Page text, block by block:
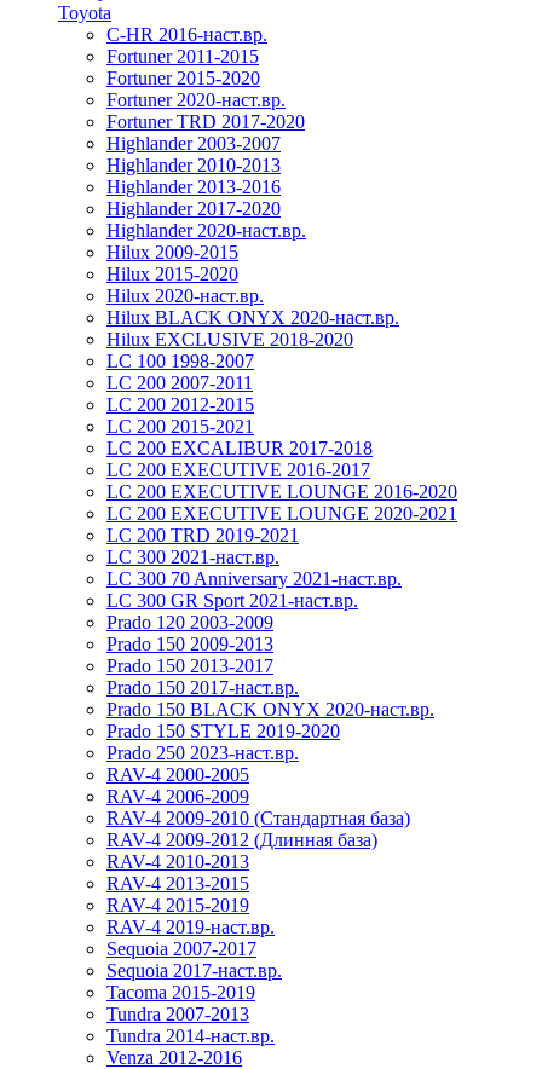
Toyota
C-HR 2016-наст.вр.
Fortuner 2011-2015
Fortuner 2015-2020
Fortuner 2020-наст.вр.
Fortuner TRD 2017-2020
Highlander 2003-2007
Highlander 2010-2013
Highlander 2013-2016
Highlander 2017-2020
Highlander 2020-наст.вр.
Hilux 2009-2015
Hilux 2015-2020
Hilux 2020-наст.вр.
Hilux BLACK ONYX 2020-наст.вр.
Hilux EXCLUSIVE 2018-2020
LC 100 1998-2007
LC 200 2007-2011
LC 200 2012-2015
LC 200 2015-2021
LC 200 EXCALIBUR 2017-2018
LC 200 EXECUTIVE 2016-2017
LC 200 EXECUTIVE LOUNGE 2016-2020
LC 200 EXECUTIVE LOUNGE 2020-2021
LC 200 TRD 2019-2021
LC 300 2021-наст.вр.
LC 300 70 Anniversary 2021-наст.вр.
LC 300 GR Sport 2021-наст.вр.
Prado 120 2003-2009
Prado 150 2009-2013
Prado 150 2013-2017
Prado 150 2017-наст.вр.
Prado 150 BLACK ONYX 2020-наст.вр.
Prado 150 STYLE 2019-2020
Prado 250 2023-наст.вр.
RAV-4 2000-2005
RAV-4 2006-2009
RAV-4 2009-2010 (Стандартная база)
RAV-4 2009-2012 (Длинная база)
RAV-4 2010-2013
RAV-4 2013-2015
RAV-4 2015-2019
RAV-4 2019-наст.вр.
Sequoia 2007-2017
Sequoia 2017-наст.вр.
Tacoma 2015-2019
Tundra 2007-2013
Tundra 2014-наст.вр.
Venza 2012-2016